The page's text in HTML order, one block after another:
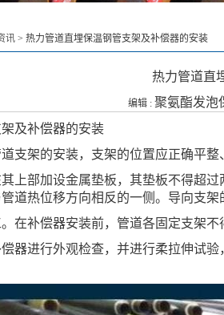
讯 > 热力管道直埋保温钢管支架及补偿器的安装
热力管道直
编辑 : 聚氨酯发泡
架及补偿器的安装
支架的安装，支架的位置应正确平整
上部加设金属垫板，其垫板不得超
道热位移方向相反的一侧。导向支
在补偿器安装前，管道各固定支架不
器进行外观检查，并进行柔拉伸试